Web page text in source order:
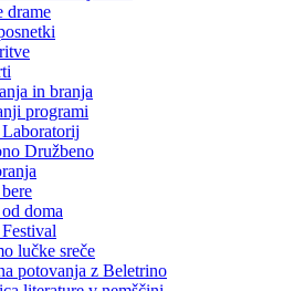
drame
in branja
programi
Družbeno
doma
lučke sreče
potovanja z Beletrino